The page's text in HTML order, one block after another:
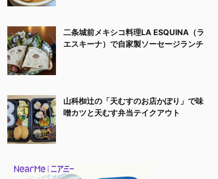
二条城前メキシコ料理LA ESQUINA（ラ
エスキーナ）で自家製ソーセージランチ
山科椥辻の「天むすのお店かぽり」で味
噌カツと天むす弁当テイクアウト